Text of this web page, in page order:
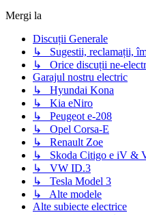
Mergi la
Discuții Generale
↳ Sugestii, reclamații,
↳ Orice discuții ne-
Garajul nostru electric
↳ Hyundai Kona
↳ Kia eNiro
↳ Peugeot e-208
↳ Opel Corsa-E
↳ Renault Zoe
↳ Skoda Citigo e iV &
↳ VW ID.3
↳ Tesla Model 3
↳ Alte modele
Alte subiecte electrice